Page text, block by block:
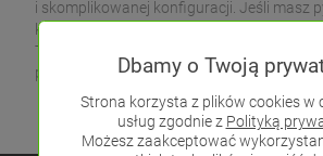
i skomplikowanej konfiguracji. Jeśli masz
kompatybilności konkretnych modeli
Twoją instalacją, nasi eksperci są do
pomóc w wyborze optymalnego
Dbamy o Twoją
Strona korzysta z plików cookies w
usług zgodnie z Polityką
Możesz zaakceptować